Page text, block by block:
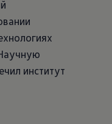
институт